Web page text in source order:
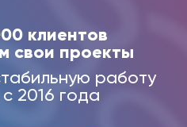
клиентов
свои проекты
работу
2016 года